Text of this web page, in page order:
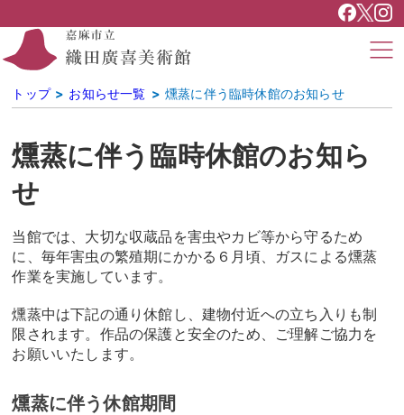
トップ お知らせ一覧 燻蒸に伴う臨時休館のお知らせ
燻蒸に伴う臨時休館のお知ら
せ
当館では、大切な収蔵品を害虫やカビ等から守るため
に、毎年害虫の繁殖期にかかる６月頃、ガスによる燻蒸
作業を実施しています。
燻蒸中は下記の通り休館し、建物付近への立ち入りも制
限されます。作品の保護と安全のため、ご理解ご協力を
お願いいたします。
燻蒸に伴う休館期間